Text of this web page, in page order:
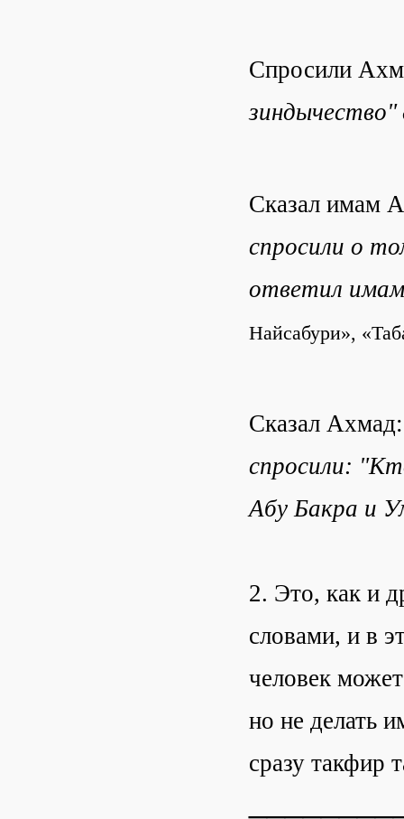
Спросили
зиндычество"
Сказал имам
спросили о
ответил
Найсабури»,
Сказал
спросили:
Абу Бакра и
2. Это, как и
словами, и в
человек
но не делать
сразу такфир